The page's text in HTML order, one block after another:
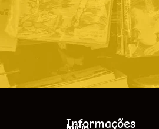
Informações